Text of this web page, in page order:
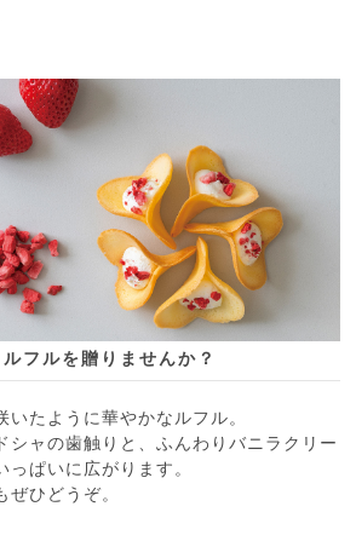
フルを贈りませんか？
いたように華やかなルフル。
シャの歯触りと、ふんわりバニラクリー
っぱいに広がります。
ぜひどうぞ。